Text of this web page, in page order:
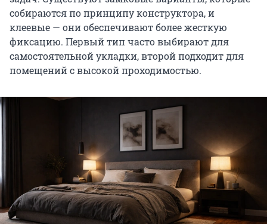
собираются по принципу конструктора, и
клеевые — они обеспечивают более жесткую
фиксацию. Первый тип часто выбирают для
самостоятельной укладки, второй подходит для
помещений с высокой проходимостью.